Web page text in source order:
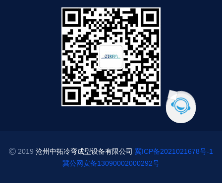
2019 沧州中拓冷弯成型设备有限公司 冀ICP备2021021678号-1
冀公网安备13090002000292号